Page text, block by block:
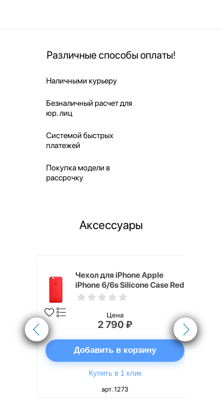
Различные способы оплаты!
Наличными курьеру
Безналичный расчет для
юр. лиц
Системой быстрых
платежей
Покупка модели в
рассрочку
Аксессуары
Чехол для iPhone Apple
iPhone 6/6s Silicone Case Red
Цена
2 790 ₽
Добавить в корзину
Купить в 1 клик
арт. 1273